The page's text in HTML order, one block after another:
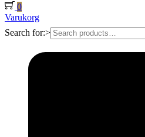
0
Varukorg
Search for:>